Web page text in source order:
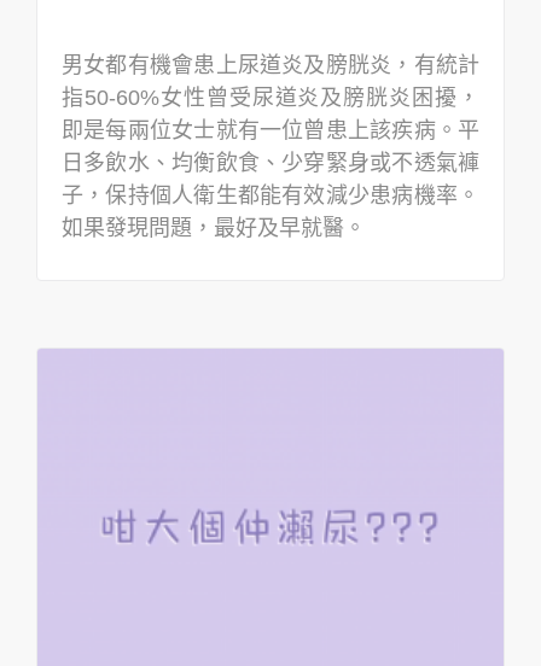
男女都有機會患上尿道炎及膀胱炎，有統計
指50-60%女性曾受尿道炎及膀胱炎困擾，
即是每兩位女士就有一位曾患上該疾病。平
日多飲水、均衡飲食、少穿緊身或不透氣褲
子，保持個人衛生都能有效減少患病機率。
如果發現問題，最好及早就醫。